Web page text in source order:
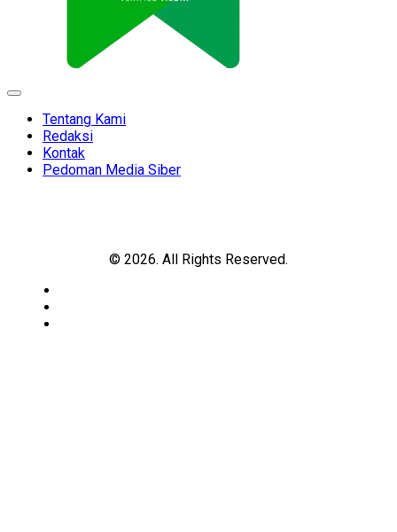
Expand
Tentang Kami
Redaksi
Kontak
Pedoman Media Siber
© 2026. All Rights Reserved.